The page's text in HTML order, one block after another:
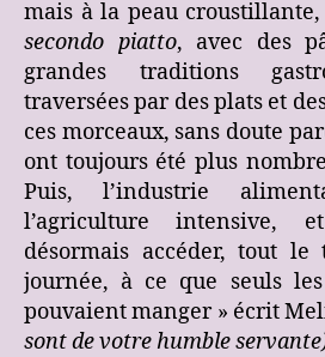
mais à la peau croustillante,
secondo piatto, avec des
grandes traditions
traversées par des plats et
ces morceaux, sans doute
ont toujours été plus
Puis, l’industrie
l’agriculture intensive,
désormais accéder, tout
journée, à ce que seuls
pouvaient manger » écrit
sont de votre humble